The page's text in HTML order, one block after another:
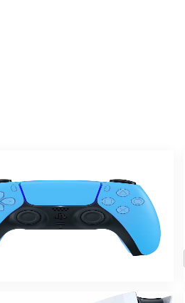
контроллер DualSense
PlayStation 5 PS5 Starlight Blue